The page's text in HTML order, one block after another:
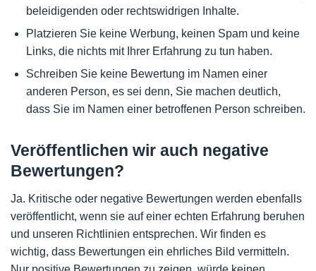
beleidigenden oder rechtswidrigen Inhalte.
Platzieren Sie keine Werbung, keinen Spam und keine
Links, die nichts mit Ihrer Erfahrung zu tun haben.
Schreiben Sie keine Bewertung im Namen einer
anderen Person, es sei denn, Sie machen deutlich,
dass Sie im Namen einer betroffenen Person schreiben.
Veröffentlichen wir auch negative
Bewertungen?
Ja. Kritische oder negative Bewertungen werden ebenfalls
veröffentlicht, wenn sie auf einer echten Erfahrung beruhen
und unseren Richtlinien entsprechen. Wir finden es
wichtig, dass Bewertungen ein ehrliches Bild vermitteln.